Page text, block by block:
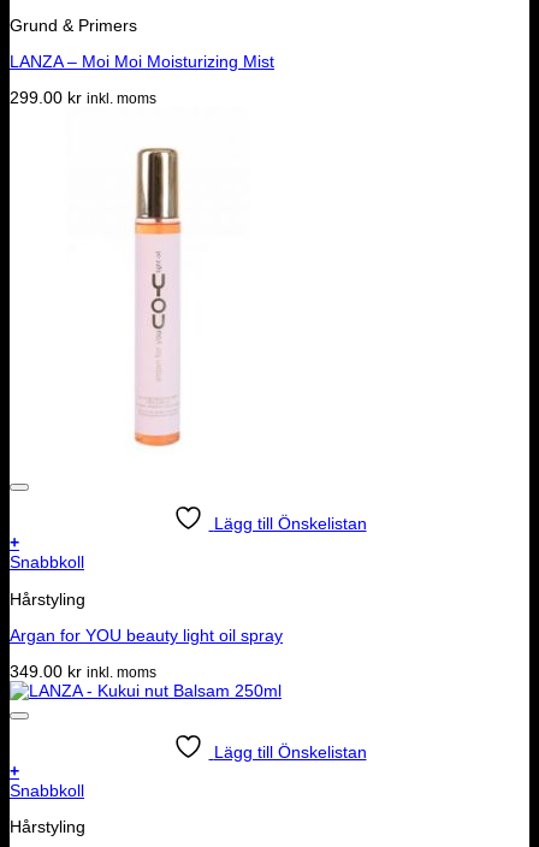
Grund & Primers
LANZA – Moi Moi Moisturizing Mist
299.00 kr inkl. moms
Lägg till Önskelistan
+
Snabbkoll
Hårstyling
Argan for YOU beauty light oil spray
349.00 kr inkl. moms
Lägg till Önskelistan
+
Snabbkoll
Hårstyling